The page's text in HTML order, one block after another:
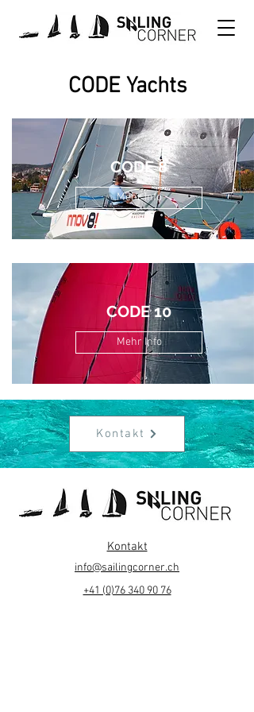
CODE Yachts
CODE 8
Mehr Info
CODE 10
Mehr Info
Kontakt
Kontakt
info@sailingcorner.ch
+41 (0)76 340 90 76